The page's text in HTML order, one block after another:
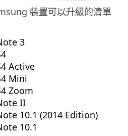
裝置可以升級的清單
3
Active
Mini
Zoom
II
10.1 (2014 Edition)
10.1